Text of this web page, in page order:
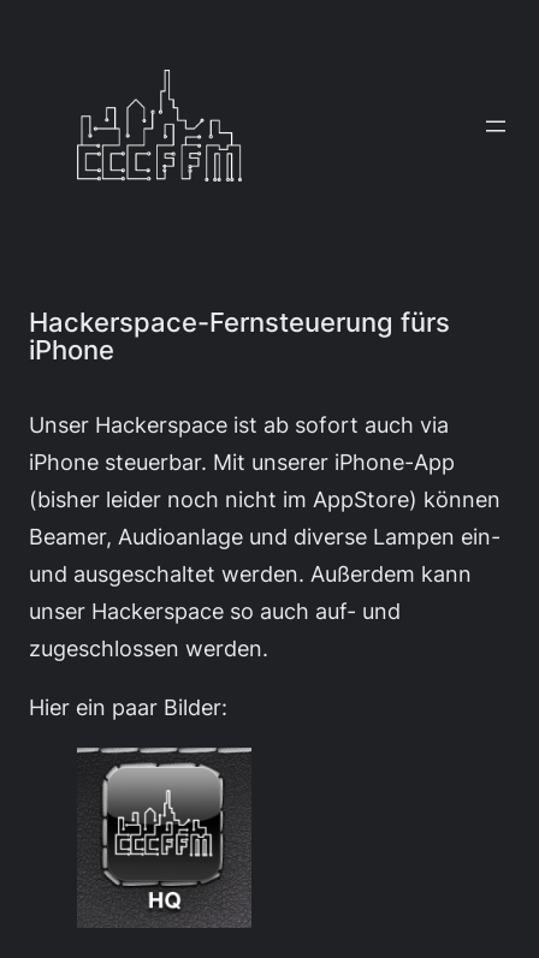
Hackerspace-Fernsteuerung fürs
iPhone
Unser Hackerspace ist ab sofort auch via
iPhone steuerbar. Mit unserer iPhone-App
(bisher leider noch nicht im AppStore) können
Beamer, Audioanlage und diverse Lampen ein-
und ausgeschaltet werden. Außerdem kann
unser Hackerspace so auch auf- und
zugeschlossen werden.
Hier ein paar Bilder: